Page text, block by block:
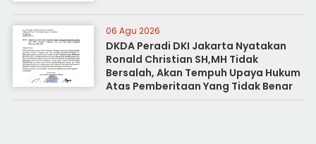
06 Agu 2026
DKDA Peradi DKI Jakarta Nyatakan
Ronald Christian SH,MH Tidak
Bersalah, Akan Tempuh Upaya Hukum
Atas Pemberitaan Yang Tidak Benar